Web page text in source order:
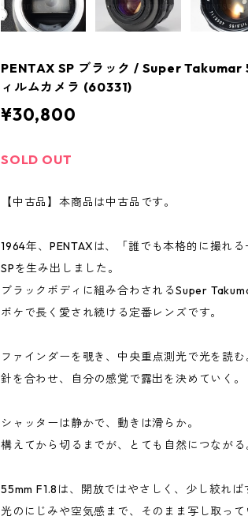
PENTAX SP ブラック / Super Takumar
ィルムカメラ (60331)
¥30,800
SOLD OUT
【中古品】本商品は中古品です。
1964年、PENTAXは、「誰でも本格的に撮れ
SPを生み出しました。
ブラックボディに組み合わされるSuper
ボケで長く愛され続ける定番レンズです。
ファインダーを覗き、中央重点測光で光を読む
針を合わせ、自分の感覚で露出を決めていく。
シャッターは静かで、動きは滑らか。
構えてから切るまでが、とても自然につながる
55mm F1.8は、開放ではやさしく、少し絞れば
光のにじみや空気感まで、そのまま写し取って